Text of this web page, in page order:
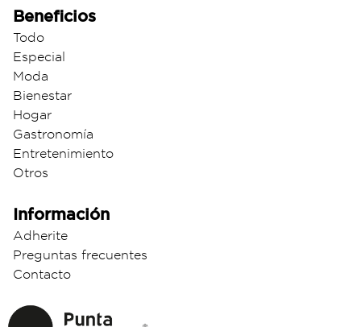
Beneficios
Todo
Especial
Moda
Bienestar
Hogar
Gastronomía
Entretenimiento
Otros
Información
Adherite
Preguntas frecuentes
Contacto